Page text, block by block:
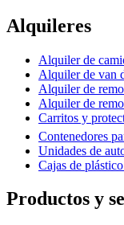
Alquileres
Alquiler de
Alquiler de van
Alquiler de
Alquiler de
Carritos y
Contenedores
Unidades de
Cajas de
Productos y